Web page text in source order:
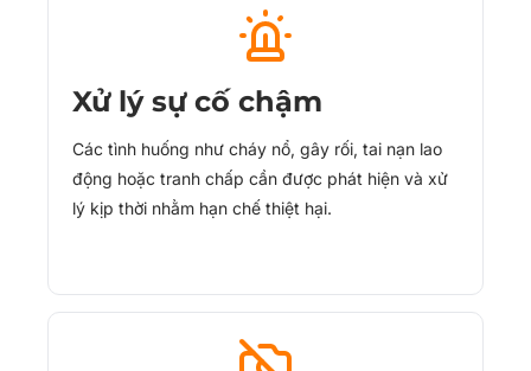
Xử lý sự cố chậm
Các tình huống như cháy nổ, gây rối, tai nạn lao
động hoặc tranh chấp cần được phát hiện và xử
lý kịp thời nhằm hạn chế thiệt hại.